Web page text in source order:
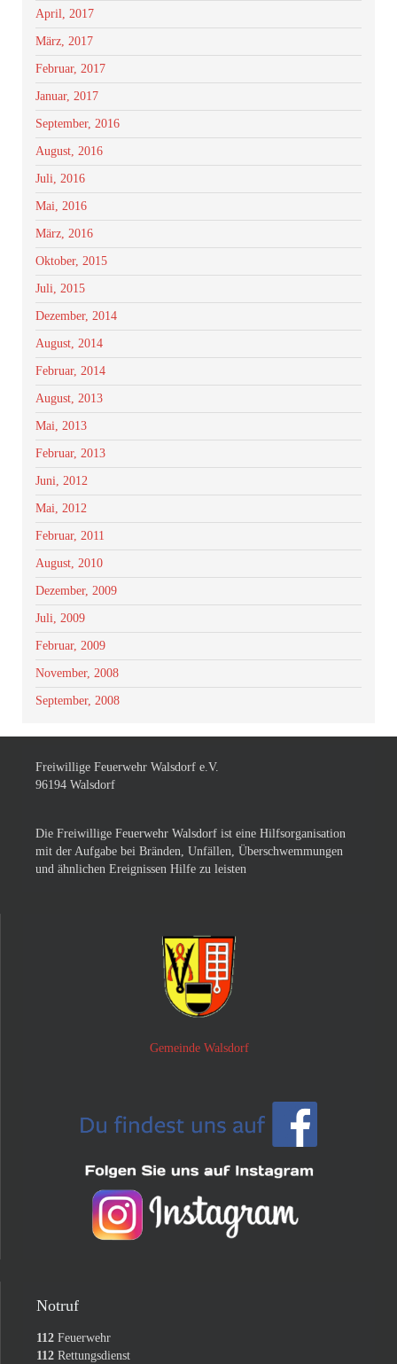
April, 2017
März, 2017
Februar, 2017
Januar, 2017
September, 2016
August, 2016
Juli, 2016
Mai, 2016
März, 2016
Oktober, 2015
Juli, 2015
Dezember, 2014
August, 2014
Februar, 2014
August, 2013
Mai, 2013
Februar, 2013
Juni, 2012
Mai, 2012
Februar, 2011
August, 2010
Dezember, 2009
Juli, 2009
Februar, 2009
November, 2008
September, 2008
Freiwillige Feuerwehr Walsdorf e.V.
96194 Walsdorf
Die Freiwillige Feuerwehr Walsdorf ist eine Hilfsorganisation
mit der Aufgabe bei Bränden, Unfällen, Überschwemmungen
und ähnlichen Ereignissen Hilfe zu leisten
Gemeinde Walsdorf
Notruf
112 Feuerwehr
112 Rettungsdienst